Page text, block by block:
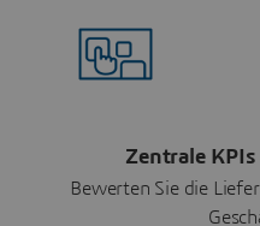
Zentrale
Bewerten Sie die